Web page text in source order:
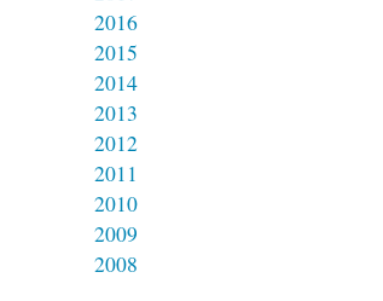
2016
2015
2014
2013
2012
2011
2010
2009
2008